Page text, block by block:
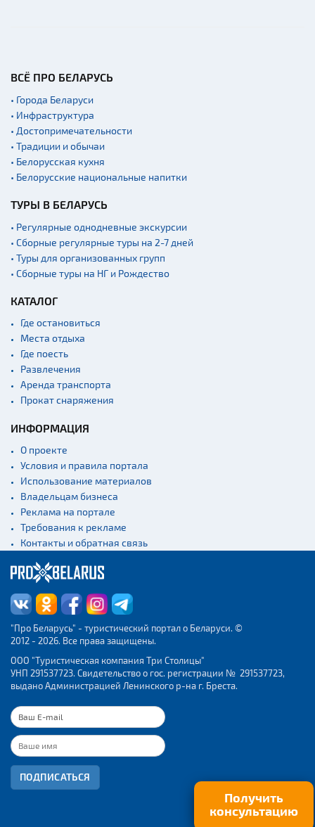
Получить
консультацию
ВСЁ ПРО БЕЛАРУСЬ
• Города Беларуси
• Инфраструктура
• Достопримечательности
• Традиции и обычаи
• Белорусская кухня
• Белорусские национальные напитки
ТУРЫ В БЕЛАРУСЬ
• Регулярные однодневные экскурсии
• Сборные регулярные туры на 2-7 дней
• Туры для организованных групп
• Сборные туры на НГ и Рождество
КАТАЛОГ
Где остановиться
Места отдыха
Где поесть
Развлечения
Аренда транспорта
Прокат снаряжения
ИНФОРМАЦИЯ
О проекте
Условия и правила портала
Использование материалов
Владельцам бизнеса
Реклама на портале
Требования к рекламе
Контакты и обратная связь
"Про Беларусь" - туристический портал о Беларуси. ©
2012 - 2026. Все права защищены.
ООО "Туристическая компания Три Столицы"
УНП 291537723. Свидетельство о гос. регистрации № 291537723,
выдано Администрацией Ленинского р-на г. Бреста.
ПОДПИСАТЬСЯ